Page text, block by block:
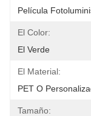
Película
El Color:
El Verde
El Material:
PET O
Tamaño: